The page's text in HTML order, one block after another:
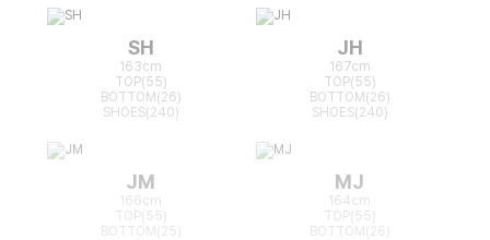
SH
163cm
TOP(55)
BOTTOM(26)
SHOES(240)
JH
167cm
TOP(55)
BOTTOM(26)
SHOES(240)
JM
166cm
TOP(55)
BOTTOM(25)
MJ
164cm
TOP(55)
BOTTOM(26)